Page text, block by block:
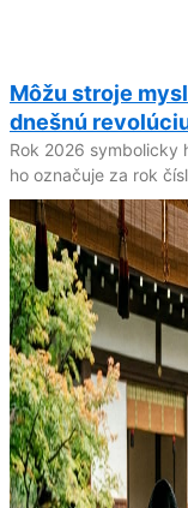
Môžu stroje
dnešnú
Rok 2026 symbolicky
ho označuje za rok